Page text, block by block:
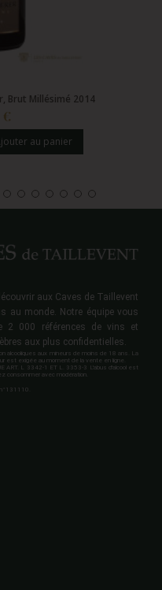
Brut Millésimé 2014
au panier
aux Caves de Taillevent
au monde. Notre équipe vous
2 000 références de vins et
aux plus confidentielles.
alcooliques aux mineurs de moins de 18 ans. La
est exigée au moment de la vente en ligne.
ART. L 3342-1 ET L. 3353-3 L'abus d'alcool est
consommer avec modération.